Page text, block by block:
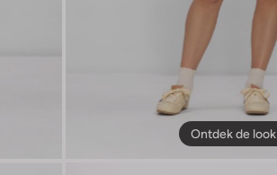
Ontdek de look